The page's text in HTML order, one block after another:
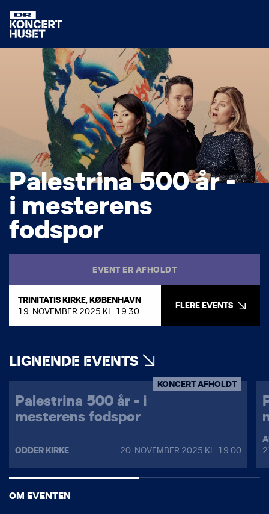
Palestrina500år-
i mesterens
fodspor
EVENT ER AFHOLDT
TRINITATIS KIRKE, KØBENHAVN
19. NOVEMBER 2025 KL. 19.30
FLERE EVENTS
LIGNENDE EVENTS
Palestrina 500 år - i
mesterens fodspor
KONCERT AFHOLDT
ODDER KIRKE 20. NOVEMBER 2025 KL. 19.00
OM EVENTEN